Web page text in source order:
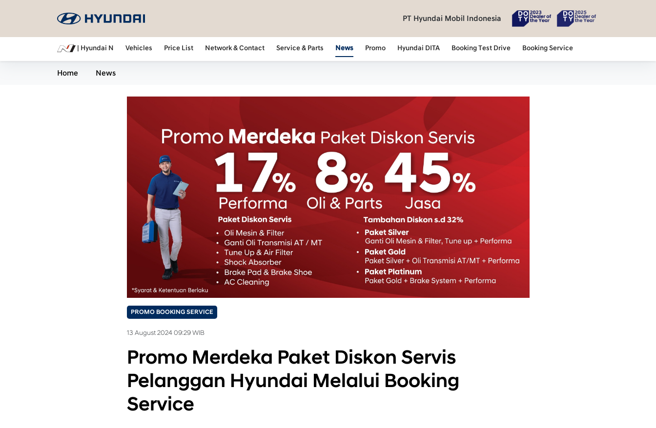
PT Hyundai Mobil Indonesia
| Hyundai N Vehicles Price List Network & Contact Service & Parts News Promo Hyundai DITA Booking Test Drive Booking Service
Home News
PROMO BOOKING SERVICE
13 August 2024 09:29 WIB
Promo Merdeka Paket Diskon Servis
Pelanggan Hyundai Melalui Booking
Service